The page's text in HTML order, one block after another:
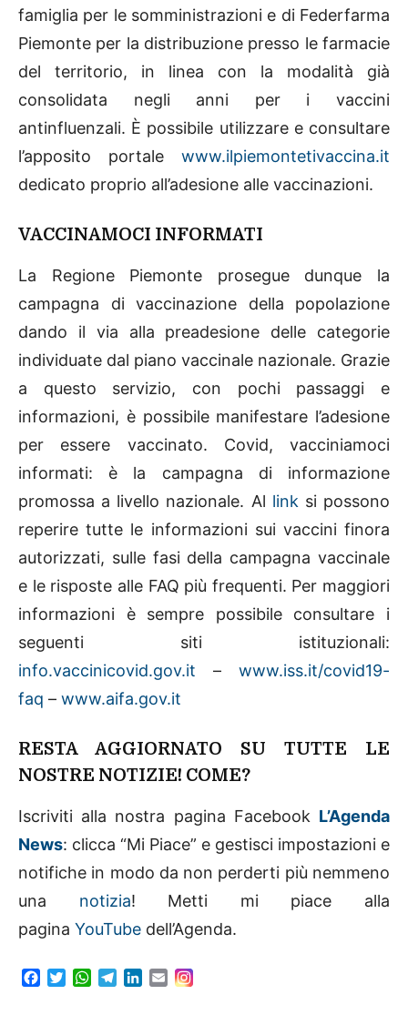
famiglia per le somministrazioni e di Federfarma
Piemonte per la distribuzione presso le farmacie
del territorio, in linea con la modalità già
consolidata negli anni per i vaccini
antinfluenzali. È possibile utilizzare e consultare
l’apposito portale www.ilpiemontetivaccina.it
dedicato proprio all’adesione alle vaccinazioni.
VACCINAMOCI INFORMATI
La Regione Piemonte prosegue dunque la
campagna di vaccinazione della popolazione
dando il via alla preadesione delle categorie
individuate dal piano vaccinale nazionale. Grazie
a questo servizio, con pochi passaggi e
informazioni, è possibile manifestare l’adesione
per essere vaccinato. Covid, vacciniamoci
informati: è la campagna di informazione
promossa a livello nazionale. Al linksi possono
reperire tutte le informazioni sui vaccini finora
autorizzati, sulle fasi della campagna vaccinale
e le risposte alle FAQ più frequenti. Per maggiori
informazioni è sempre possibile consultare i
seguenti siti istituzionali:
info.vaccinicovid.gov.it – www.iss.it/covid19-
faq – www.aifa.gov.it
RESTA AGGIORNATO SU TUTTE LE
NOSTRE NOTIZIE! COME?
Iscriviti alla nostra pagina Facebook L’Agenda
News: clicca “Mi Piace” e gestisci impostazioni e
notifiche in modo da non perderti più nemmeno
una notizia! Metti mi piace alla
pagina YouTube dell’Agenda.
W
E